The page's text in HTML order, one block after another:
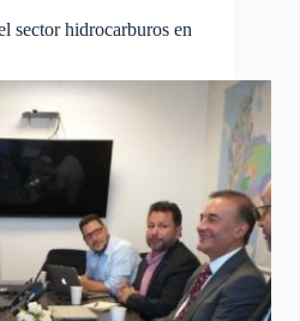
sector hidrocarburos en